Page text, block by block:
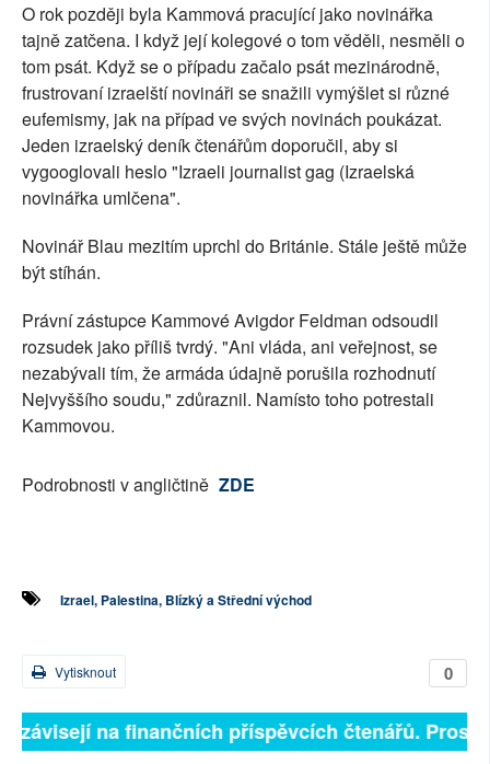
O rok později byla Kammová pracující jako novinářka
tajně zatčena. I když její kolegové o tom věděli, nesměli o
tom psát. Když se o případu začalo psát mezinárodně,
frustrovaní izraelští novináři se snažili vymýšlet si různé
eufemismy, jak na případ ve svých novinách poukázat.
Jeden izraelský deník čtenářům doporučil, aby si
vygooglovali heslo "Izraeli journalist gag (Izraelská
novinářka umlčena".
Novinář Blau mezitím uprchl do Británie. Stále ještě může
být stíhán.
Právní zástupce Kammové Avigdor Feldman odsoudil
rozsudek jako příliš tvrdý. "Ani vláda, ani veřejnost, se
nezabývali tím, že armáda údajně porušila rozhodnutí
Nejvyššího soudu," zdůraznil. Namísto toho potrestali
Kammovou.
Podrobnosti v angličtině ZDE
Izrael, Palestina, Blízký a Střední východ
0
Vytisknout
závisejí na finančních příspěvcích čtenářů.